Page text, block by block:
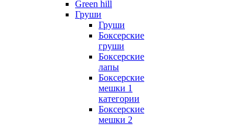
Green hill
Груши
Груши
Боксерские
груши
Боксерские
лапы
Боксерские
мешки 1
категории
Боксерские
мешки 2